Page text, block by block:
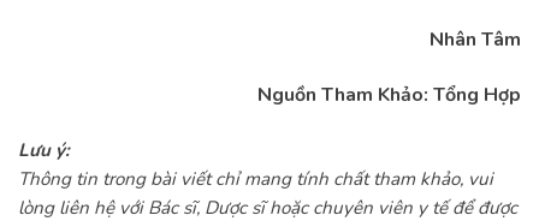
Nhân Tâm
Nguồn Tham Khảo: Tổng Hợp
Lưu ý:
Thông tin trong bài viết chỉ mang tính chất tham khảo, vui
lòng liên hệ với Bác sĩ, Dược sĩ hoặc chuyên viên y tế để được